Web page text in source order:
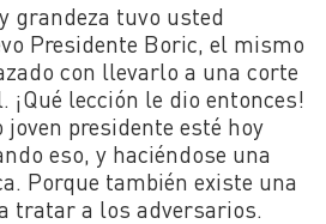
grandeza tuvo usted
Presidente Boric, el mismo
con llevarlo a una corte
lección le dio entonces!
joven presidente esté hoy
eso, y haciéndose una
Porque también existe una
tratar a los adversarios.